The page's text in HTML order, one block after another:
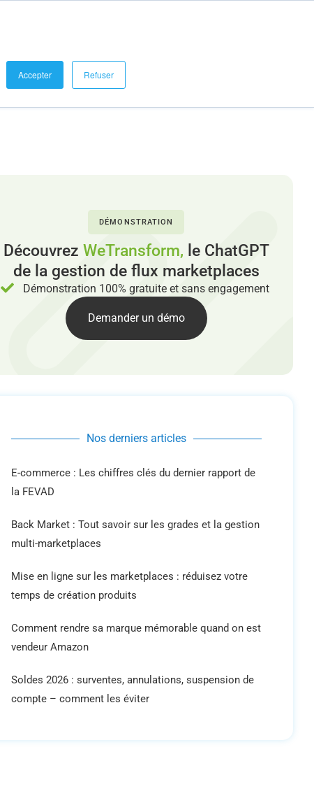
Accepter Refuser
DÉMONSTRATION
Découvrez WeTransform, le ChatGPT
de la gestion de flux marketplaces
Démonstration 100% gratuite et sans engagement
Demander un démo
Nos derniers articles
E-commerce : Les chiffres clés du dernier rapport de
la FEVAD
Back Market : Tout savoir sur les grades et la gestion
multi-marketplaces
Mise en ligne sur les marketplaces : réduisez votre
temps de création produits
Comment rendre sa marque mémorable quand on est
vendeur Amazon
Soldes 2026 : surventes, annulations, suspension de
compte – comment les éviter